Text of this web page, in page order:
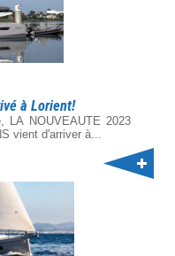
à Lorient!
LA NOUVEAUTE 2023
vient d'arriver à...